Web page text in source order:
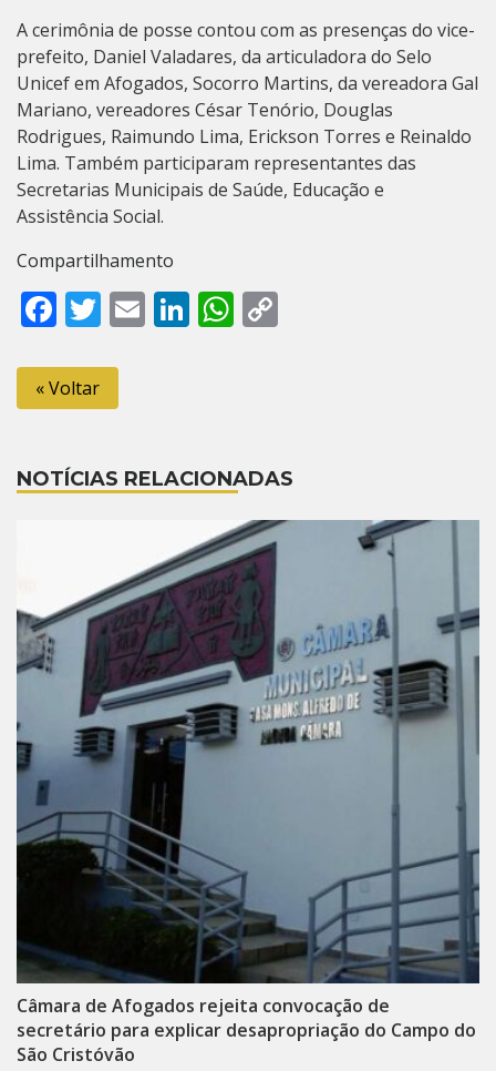
A cerimônia de posse contou com as presenças do vice-
prefeito, Daniel Valadares, da articuladora do Selo
Unicef em Afogados, Socorro Martins, da vereadora Gal
Mariano, vereadores César Tenório, Douglas
Rodrigues, Raimundo Lima, Erickson Torres e Reinaldo
Lima. Também participaram representantes das
Secretarias Municipais de Saúde, Educação e
Assistência Social.
Compartilhamento
Facebook
Twitter
EmailLinkedIn
WhatsApp
« Voltar
NOTÍCIAS RELACIONADAS
Câmara de Afogados rejeita convocação de
secretário para explicar desapropriação do Campo do
São Cristóvão